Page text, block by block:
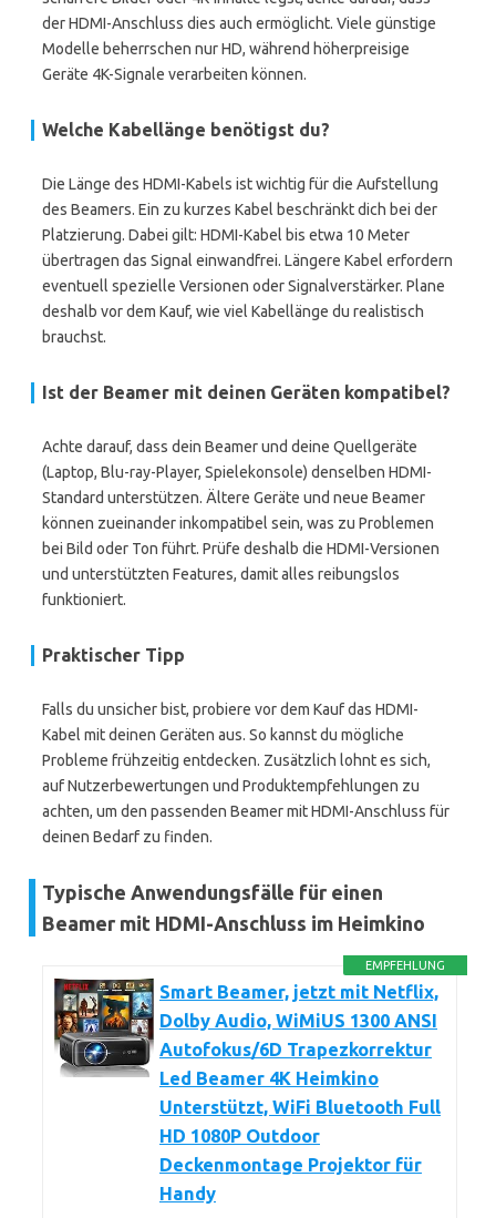
der HDMI-Anschluss dies auch ermöglicht. Viele günstige
Modelle beherrschen nur HD, während höherpreisige
Geräte 4K-Signale verarbeiten können.
Welche Kabellänge benötigst du?
Die Länge des HDMI-Kabels ist wichtig für die Aufstellung
des Beamers. Ein zu kurzes Kabel beschränkt dich bei der
Platzierung. Dabei gilt: HDMI-Kabel bis etwa 10 Meter
übertragen das Signal einwandfrei. Längere Kabel erfordern
eventuell spezielle Versionen oder Signalverstärker. Plane
deshalb vor dem Kauf, wie viel Kabellänge du realistisch
brauchst.
Ist der Beamer mit deinen Geräten kompatibel?
Achte darauf, dass dein Beamer und deine Quellgeräte
(Laptop, Blu-ray-Player, Spielekonsole) denselben HDMI-
Standard unterstützen. Ältere Geräte und neue Beamer
können zueinander inkompatibel sein, was zu Problemen
bei Bild oder Ton führt. Prüfe deshalb die HDMI-Versionen
und unterstützten Features, damit alles reibungslos
funktioniert.
Praktischer Tipp
Falls du unsicher bist, probiere vor dem Kauf das HDMI-
Kabel mit deinen Geräten aus. So kannst du mögliche
Probleme frühzeitig entdecken. Zusätzlich lohnt es sich,
auf Nutzerbewertungen und Produktempfehlungen zu
achten, um den passenden Beamer mit HDMI-Anschluss für
deinen Bedarf zu finden.
Typische Anwendungsfälle für einen
Beamer mit HDMI-Anschluss im Heimkino
EMPFEHLUNG
Smart Beamer, jetzt mit Netflix,
Dolby Audio, WiMiUS 1300 ANSI
Autofokus/6D Trapezkorrektur
Led Beamer 4K Heimkino
Unterstützt, WiFi Bluetooth Full
HD 1080P Outdoor
Deckenmontage Projektor für
Handy